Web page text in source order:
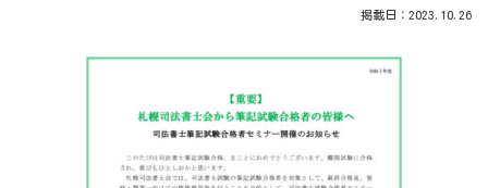
掲載日：2023.10.26